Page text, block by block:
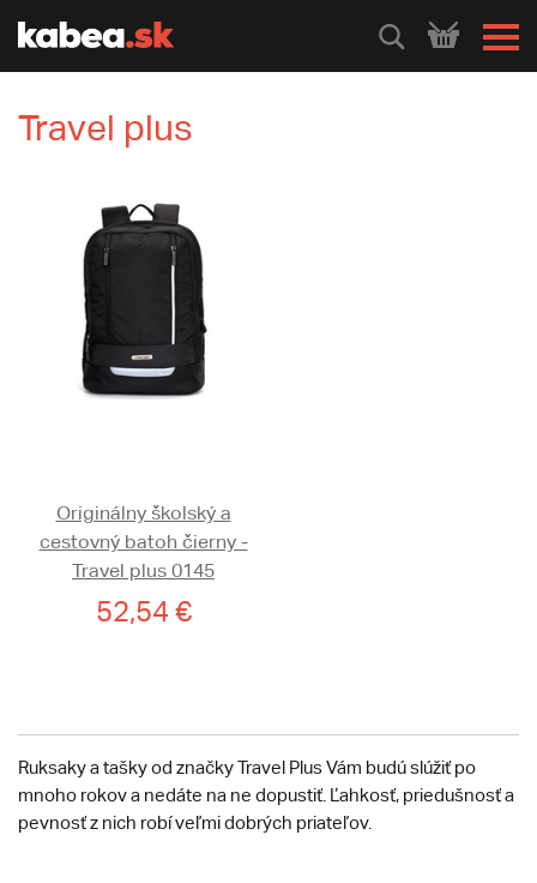
HLEDEJ
Travel plus
Originálny školský a
cestovný batoh čierny -
Travel plus 0145
52,54 €
Ruksaky a tašky od značky Travel Plus Vám budú slúžiť po
mnoho rokov a nedáte na ne dopustiť. Ľahkosť, priedušnosť a
pevnosť z nich robí veľmi dobrých priateľov.